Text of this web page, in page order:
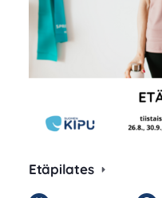
Etäpilates